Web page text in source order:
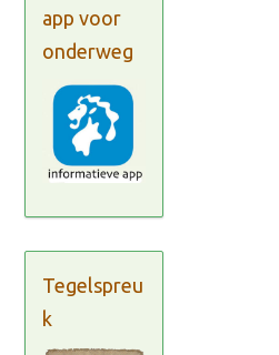
app voor
onderweg
Tegelspreu
k